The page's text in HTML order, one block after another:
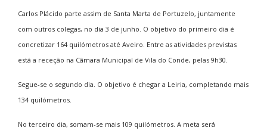
Carlos Plácido parte assim de Santa Marta de Portuzelo, juntamente
com outros colegas, no dia 3 de junho. O objetivo do primeiro dia é
concretizar 164 quilómetros até Aveiro. Entre as atividades previstas
está a receção na Câmara Municipal de Vila do Conde, pelas 9h30.
Segue-se o segundo dia. O objetivo é chegar a Leiria, completando mais
134 quilómetros.
No terceiro dia, somam-se mais 109 quilómetros. A meta será